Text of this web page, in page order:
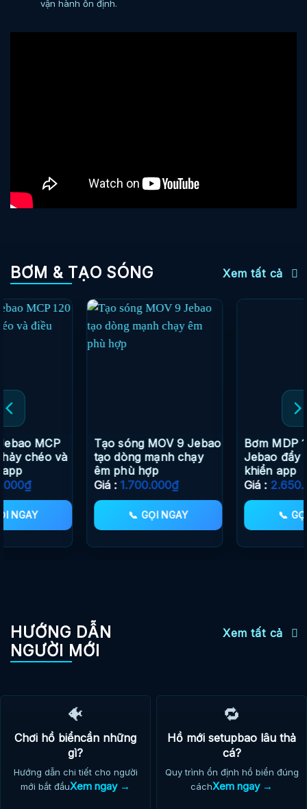
vận hành ổn định.
BƠM & TẠO SÓNG Xem tất cả
Bơm MDP 10000 – bơm
Jebao đẩy khoẻ điều
khiển app
Giá :
2.650.000₫
Tạo sóng Jebao MCP
150 WiFi mới điều khiển
Giá :
2.950.000₫
HƯỚNG DẪN
NGƯỜI MỚI
Xem tất cả
🐠
Chơi hồ biểncần những
gì?
Hướng dẫn chi tiết cho người
mới bắt đầuXem ngay →
🔁
Hồ mới setupbao lâu thả
cá?
Quy trình ổn định hồ biển đúng
cáchXem ngay →